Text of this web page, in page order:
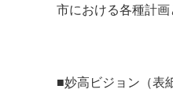
市における各種計画
■妙高ビジョン（表